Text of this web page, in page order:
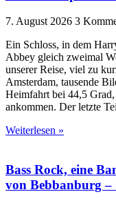
7. August 2026 3
Ein Schloss, in dem
Abbey gleich zweimal
unserer Reise, viel zu
Amsterdam, tausende
Heimfahrt bei 44,5
ankommen. Der letzte
Weiterlesen »
Bass Rock, eine
von Bebbanburg –